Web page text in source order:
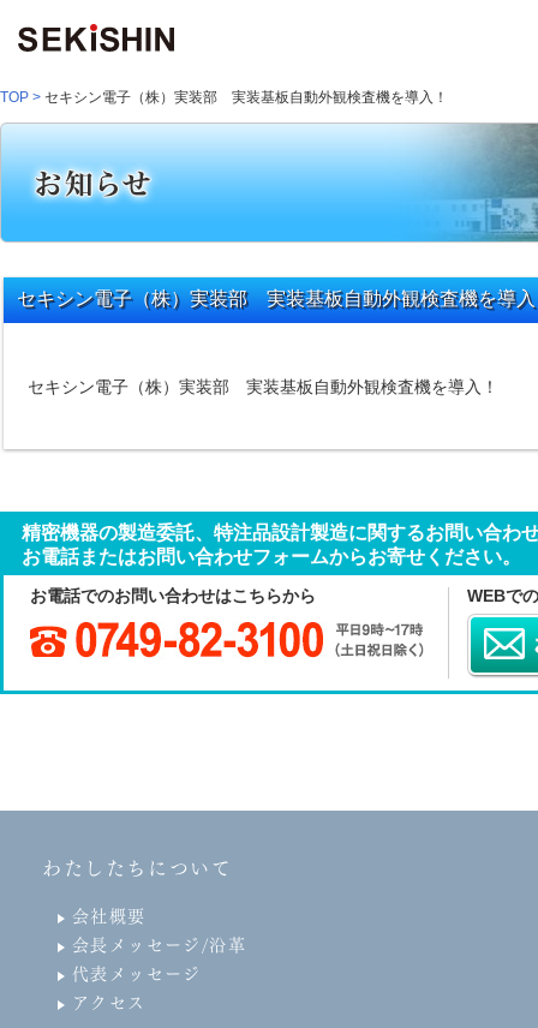
TOP > セキシン電子（株）実装部 実装基板自動外観検査機を導入！
セキシン電子（株）実装部 実装基板自動外観検査機を導
セキシン電子（株）実装部 実装基板自動外観検査機を導入！
精密機器の製造委託、特注品設計製造に関するお問い合わ
お電話またはお問い合わせフォームからお寄せください。
お電話でのお問い合わせはこちらから WEBで
わたしたちについて
会社概要
会長メッセージ/沿革
代表メッセージ
アクセス